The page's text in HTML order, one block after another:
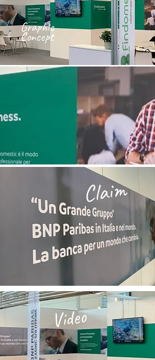
Graphic
Concept
Claim
Video